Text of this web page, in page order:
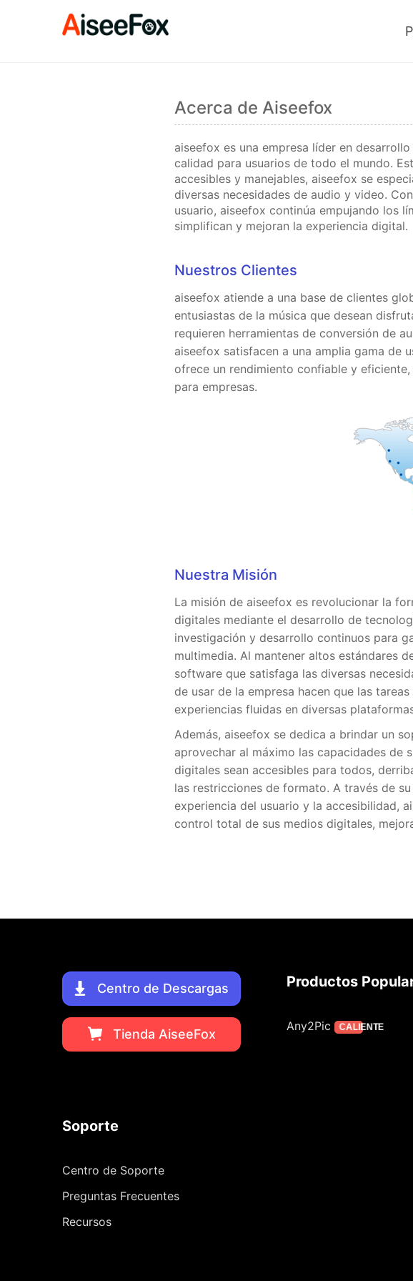
Acerca de Aiseefox
aiseefox es una empresa líder en
calidad para usuarios de todo el mundo.
accesibles y manejables, aiseefox se
diversas necesidades de audio y video.
usuario, aiseefox continúa empujando los
simplifican y mejoran la experiencia digital.
Nuestros Clientes
aiseefox atiende a una base de clientes
entusiastas de la música que desean
requieren herramientas de conversión de
aiseefox satisfacen a una amplia gama de
ofrece un rendimiento confiable y
para empresas.
Nuestra Misión
La misión de aiseefox es revolucionar la
digitales mediante el desarrollo de
investigación y desarrollo continuos para
multimedia. Al mantener altos estándares
software que satisfaga las diversas
de usar de la empresa hacen que las
experiencias fluidas en diversas
Además, aiseefox se dedica a brindar un
aprovechar al máximo las capacidades de
digitales sean accesibles para todos,
las restricciones de formato. A través de
experiencia del usuario y la accesibilidad,
control total de sus medios digitales,
Centro de Descargas
Tienda AiseeFox
Productos
Any2Pic CALIENTE
Soporte
Centro de Soporte
Preguntas Frecuentes
Recursos